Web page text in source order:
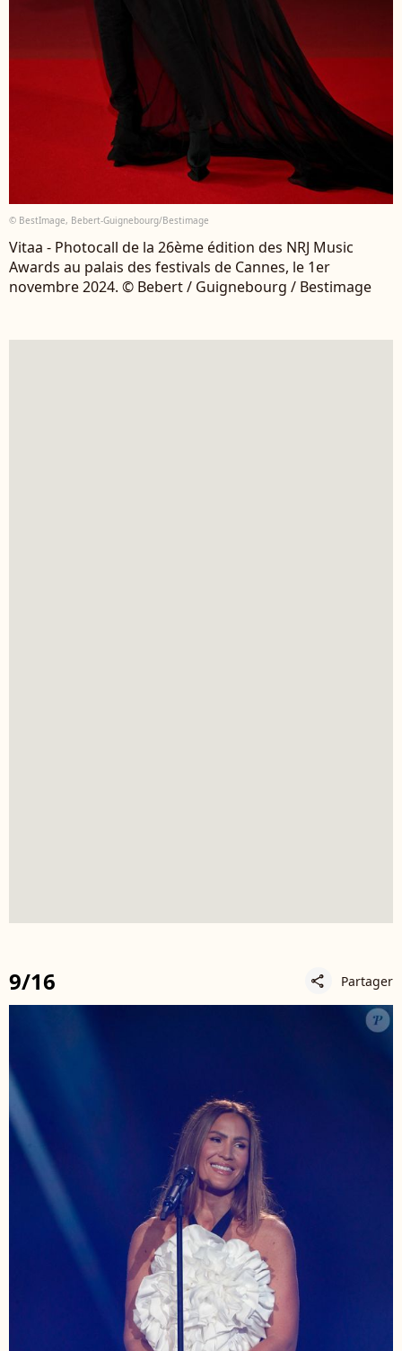
© BestImage, Bebert-Guignebourg/Bestimage
Vitaa - Photocall de la 26ème édition des NRJ Music
Awards au palais des festivals de Cannes, le 1er
novembre 2024. © Bebert / Guignebourg / Bestimage
9/16 share Partager